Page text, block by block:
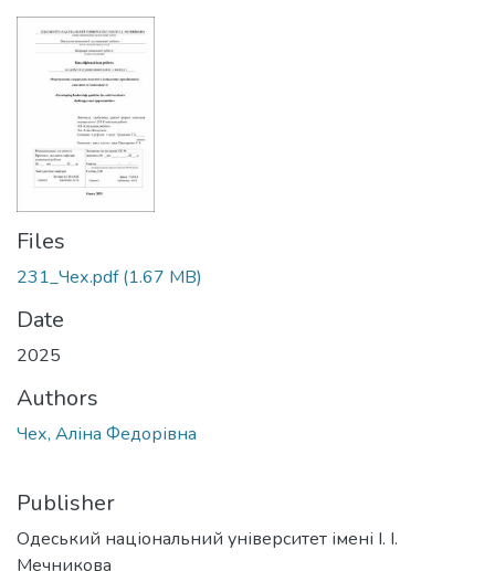
Files
231_Чех.pdf(1.67 MB)
Date
2025
Authors
Чех, Аліна Федорівна
Publisher
Одеський національний університет імені І. І.
Мечникова